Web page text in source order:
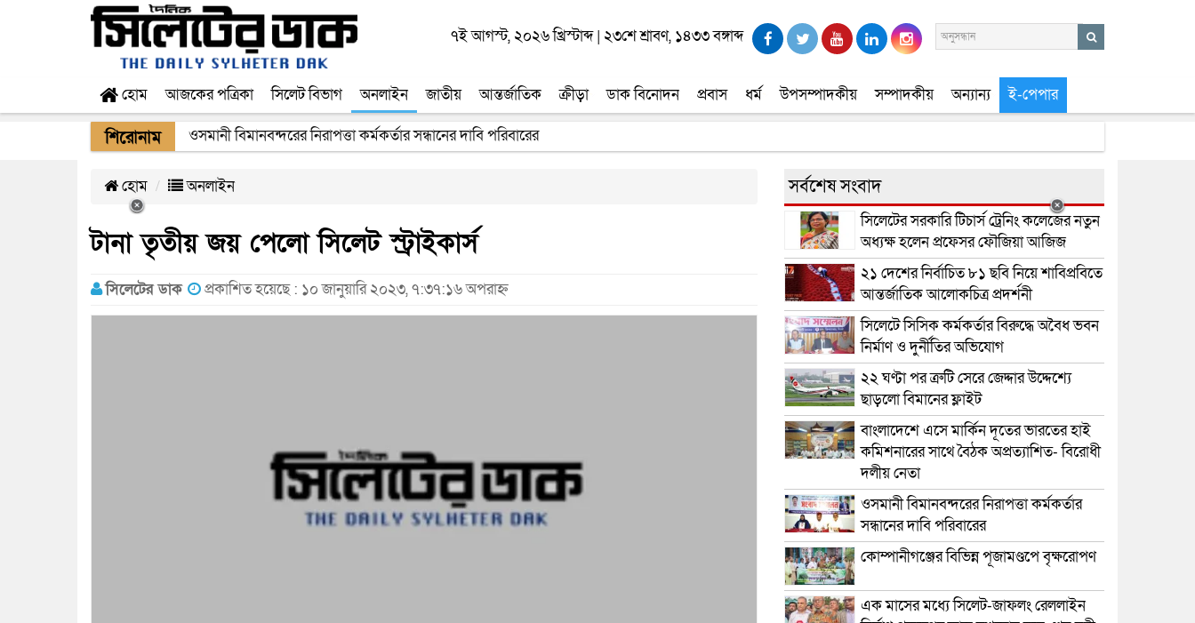
৭ই আগস্ট, ২০২৬ খ্রিস্টাব্দ| ২৩শে শ্রাবণ, ১৪৩৩ বঙ্গাব্দ
হোম আজকের পত্রিকা সিলেট বিভাগ অনলাইন জাতীয় আন্তর্জাতিক ক্রীড়া ডাক বিনোদন প্রবাস ধর্ম উপসম্পাদকীয় সম্পাদকীয় অন্যান্য ই-পেপার
শিরোনাম ওসমানী বিমানবন্দরের নিরাপত্তা কর্মকর্তার সন্ধানের দাবি পরিবারের
হোম অনলাইন
টানা তৃতীয় জয় পেলো সিলেট স্ট্রাইকার্স
সিলেটের ডাক প্রকাশিত হয়েছে : ১০ জানুয়ারি ২০২৩, ৭:৩৭:১৬ অপরাহ্ন
সর্বশেষ সংবাদ
সিলেটের সরকারি টিচার্স ট্রেনিং কলেজের নতুন
অধ্যক্ষ হলেন প্রফেসর ফৌজিয়া আজিজ
২১ দেশের নির্বাচিত ৮১ ছবি নিয়ে শাবিপ্রবিতে
আন্তর্জাতিক আলোকচিত্র প্রদর্শনী
সিলেটে সিসিক কর্মকর্তার বিরুদ্ধে অবৈধ ভবন
নির্মাণ ও দুর্নীতির অভিযোগ
২২ ঘণ্টা পর ত্রুটি সেরে জেদ্দার উদ্দেশ্যে
ছাড়লো বিমানের ফ্লাইট
বাংলাদেশে এসে মার্কিন দূতের ভারতের হাই
কমিশনারের সাথে বৈঠক অপ্রত্যাশিত- বিরোধী
দলীয় নেতা
ওসমানী বিমানবন্দরের নিরাপত্তা কর্মকর্তার
সন্ধানের দাবি পরিবারের
কোম্পানীগঞ্জের বিভিন্ন পূজামণ্ডপে বৃক্ষরোপণ
এক মাসের মধ্যে সিলেট-জাফলং রেললাইন